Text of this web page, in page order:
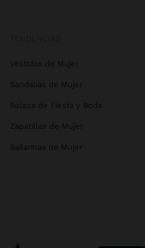
Vestidos de Mujer
Sandalias de Mujer
Bolsos de Fiesta y Boda
Zapatillas de Mujer
Bailarinas de Mujer